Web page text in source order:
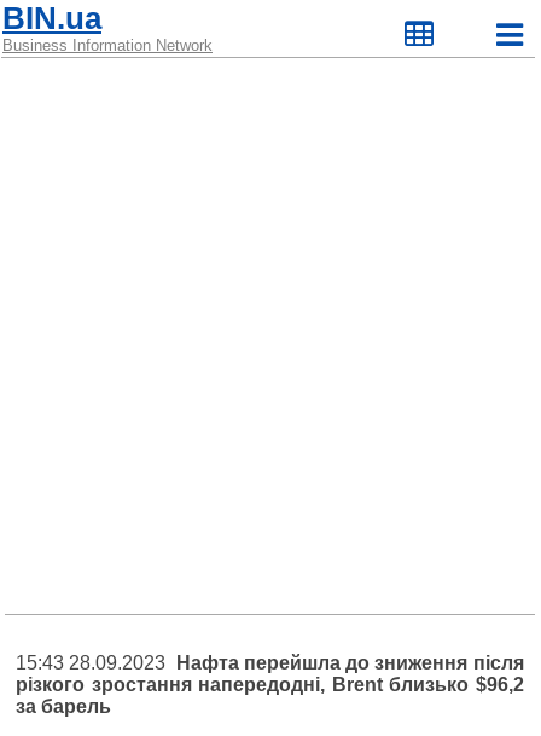
BIN.ua
Business Information Network
15:43 28.09.2023
Нафта перейшла до зниження після
різкого зростання напередодні, Brent близько $96,2
за барель